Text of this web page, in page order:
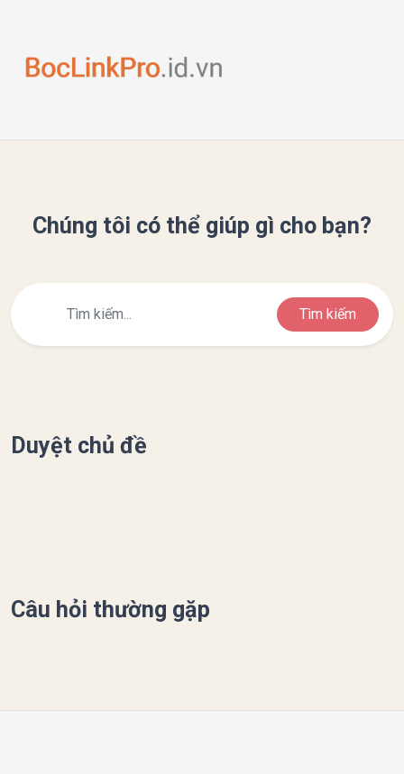
Chúng tôi có thể giúp gì cho bạn?
Tìm kiếm
Duyệt chủ đề
Câu hỏi thường gặp